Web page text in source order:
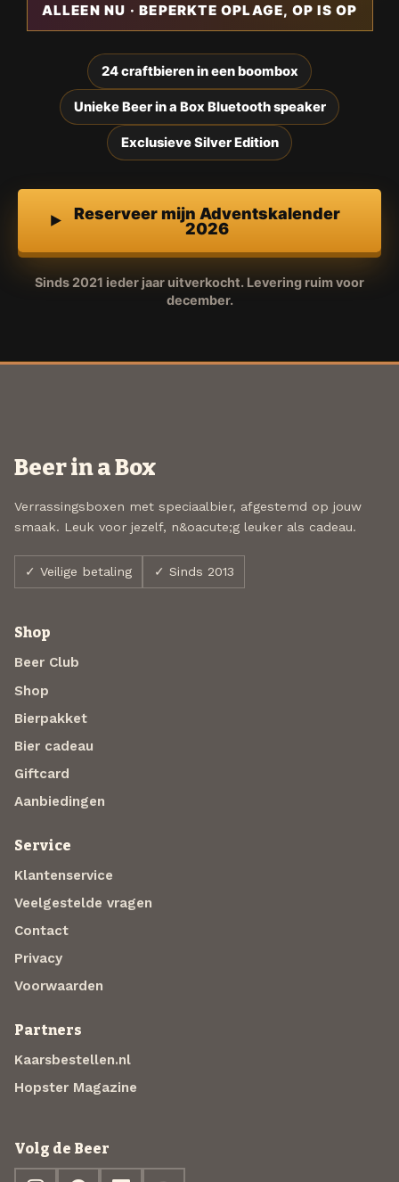
ALLEEN NU · BEPERKTE OPLAGE, OP IS OP
24 craftbieren in een boombox
Unieke Beer in a Box Bluetooth speaker
Exclusieve Silver Edition
Reserveer mijn Adventskalender
2026
Sinds 2021 ieder jaar uitverkocht. Levering ruim voor
december.
Beer in a Box
Verrassingsboxen met speciaalbier, afgestemd op jouw
smaak. Leuk voor jezelf, n&oacute;g leuker als cadeau.
✓ Veilige betaling ✓ Sinds 2013
Shop
Beer Club
Shop
Bierpakket
Bier cadeau
Giftcard
Aanbiedingen
Service
Klantenservice
Veelgestelde vragen
Contact
Privacy
Voorwaarden
Partners
Kaarsbestellen.nl
Hopster Magazine
Volg de Beer